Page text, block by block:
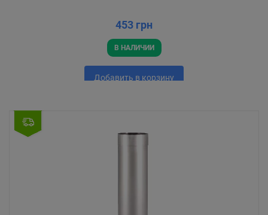
453 грн
В НАЛИЧИИ
Добавить в корзину